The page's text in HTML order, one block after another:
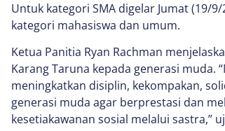
Untuk kategori SMA digelar Jumat (19/
kategori mahasiswa dan umum.
Ketua Panitia Ryan Rachman
Karang Taruna kepada generasi muda.
meningkatkan disiplin, kekompakan,
generasi muda agar berprestasi dan
kesetiakawanan sosial melalui sastra,”